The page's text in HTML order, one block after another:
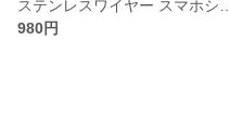
980円